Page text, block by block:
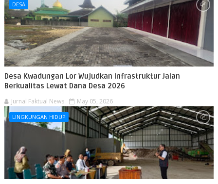
DESA
Desa Kwadungan Lor Wujudkan Infrastruktur Jalan
Berkualitas Lewat Dana Desa 2026
Jurnal Faktual News May 05, 2026
LINGKUNGAN HIDUP